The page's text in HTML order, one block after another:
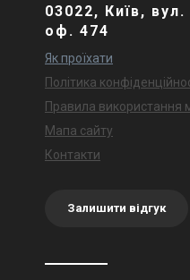
03022, Київ,
оф. 474
Як проїхати
Політика
Правила використання
Мапа сайту
Контакти
Залишити відгук